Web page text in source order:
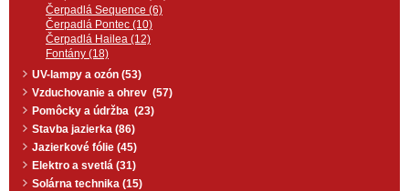
Čerpadlá Sequence (6)
Čerpadlá Pontec (10)
Čerpadlá Hailea (12)
Fontány (18)
UV-lampy a ozón (53)
Vzduchovanie a ohrev (57)
Pomôcky a údržba (23)
Stavba jazierka (86)
Jazierkové fólie (45)
Elektro a svetlá (31)
Solárna technika (15)